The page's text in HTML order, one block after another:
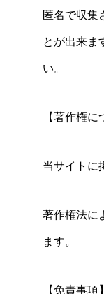
匿名で収集
とが出来ま
い。
【著作権に
当サイトに
著作権法に
ます。
【免責事項】